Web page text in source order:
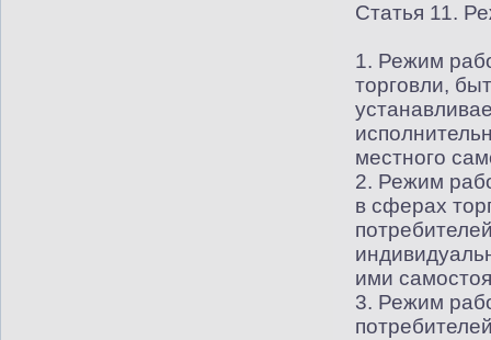
Статья 11.
1. Режим
торговли,
местного
2. Режим
в сферах
ими
3. Режим